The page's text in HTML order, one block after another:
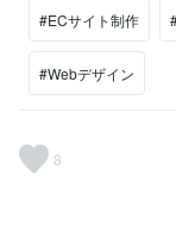
#ECサイト制作
#Webデザイン
8